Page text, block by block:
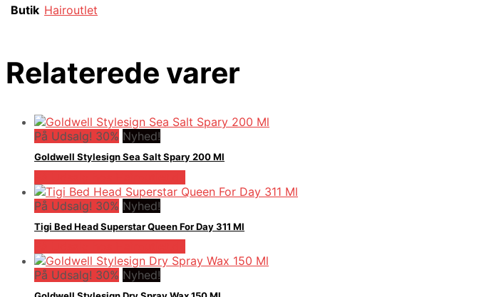
Butik Hairoutlet
Relaterede varer
På Udsalg! 30% Nyhed!
Goldwell Stylesign Sea Salt Spary 200 Ml
På Udsalg! 30% Nyhed!
Tigi Bed Head Superstar Queen For Day 311 Ml
På Udsalg! 30% Nyhed!